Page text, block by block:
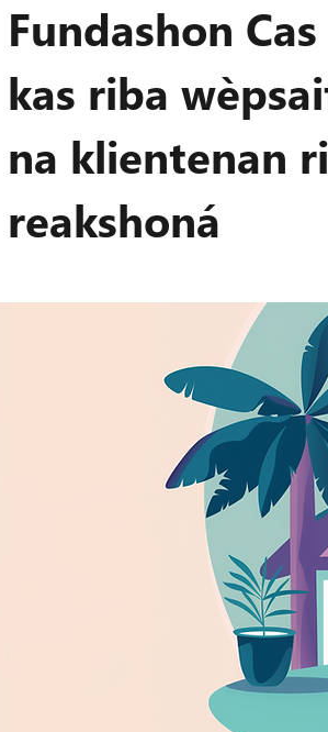
Fundashon
kas riba
na klientenan
reakshoná